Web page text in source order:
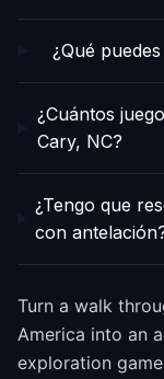
¿Qué
¿Cuántos
Cary, NC?
¿Tengo que
con
Turn a walk
America into an
exploration